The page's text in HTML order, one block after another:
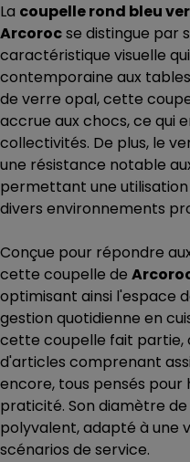
La coupelle rond bleu
Arcorocse distingue par
caractéristique visuelle
contemporaine aux
de verre opal, cette
accrue aux chocs, ce qui
collectivités. De plus, le
une résistance notable
permettant une
divers environnements
Conçue pour répondre
cette coupelle de
optimisant ainsi l'espace
gestion quotidienne en
cette coupelle fait partie,
d'articles comprenant
encore, tous pensés
praticité. Son diamètre
polyvalent, adapté à une
scénarios de service.